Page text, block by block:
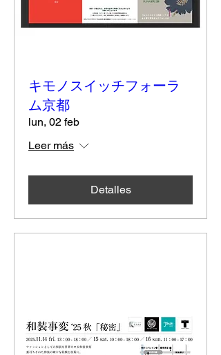
キモノスイッチフォーラ
ム京都
lun, 02 feb
Leer más
Detalles